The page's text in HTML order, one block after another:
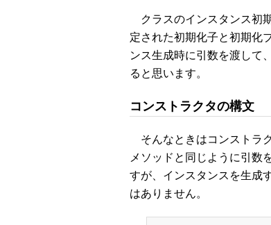
クラスのインスタンス初
定された初期化子と初期化
ンス生成時に引数を渡して
ると思います。
コンストラクタの構文
そんなときはコンストラ
メソッドと同じように引数
すが、インスタンスを生成
はありません。